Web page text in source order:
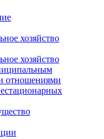
хозяйство
хозяйство
отношениями